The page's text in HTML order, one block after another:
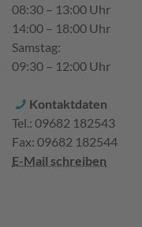
08:30 – 13:00 Uhr
14:00 – 18:00 Uhr
Samstag:
09:30 – 12:00 Uhr
Kontaktdaten
Tel.: 09682 182543
Fax: 09682 182544
E-Mail schreiben